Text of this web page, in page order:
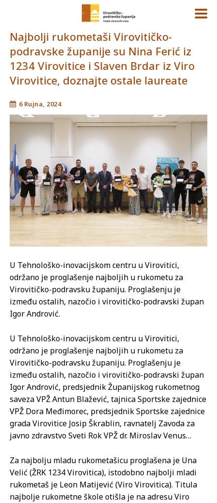
Najbolji rukometaši Virovitičko-
podravske županije su Nina Ferić iz
1234 Virovitice i Slaven Brdar iz Viro
Virovitice, doznajte ostale laureate
6 Rujna, 2024
U Tehnološko-inovacijskom centru u Virovitici,
održano je proglašenje najboljih u rukometu za
Virovitičko-podravsku županiju. Proglašenju je
između ostalih, nazočio i virovitičko-podravski župan
Igor Andrović.
U Tehnološko-inovacijskom centru u Virovitici,
održano je proglašenje najboljih u rukometu za
Virovitičko-podravsku županiju. Proglašenju je
između ostalih, nazočio i virovitičko-podravski župan
Igor Andrović, predsjednik Županijskog rukometnog
saveza VPŽ Antun Blažević, tajnica Sportske zajednice
VPŽ Dora Međimorec, predsjednik Sportske zajednice
grada Virovitice Josip Škrablin, ravnatelj Zavoda za
javno zdravstvo Sveti Rok VPŽ dr. Miroslav Venus…
Za najbolju mladu rukometašicu proglašena je Una
Velić (ŽRK 1234 Virovitica), istodobno najbolji mladi
rukometaš je Leon Matijević (Viro Virovitica). Titula
najbolje rukometne škole otišla je na adresu Viro